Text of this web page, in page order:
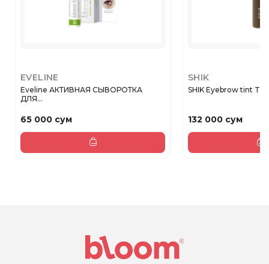
EVELINE
Eveline АКТИВНАЯ СЫВОРОТКА
ДЛЯ...
65 000 сум
SHIK
SHIK Eyebrow tint
132 000 сум